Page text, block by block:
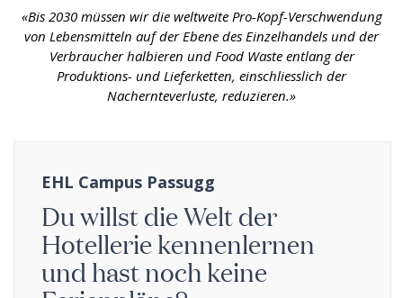
«Bis 2030 müssen wir die weltweite Pro-Kopf-Verschwendung
von Lebensmitteln auf der Ebene des Einzelhandels und der
Verbraucher halbieren und Food Waste entlang der
Produktions- und Lieferketten, einschliesslich der
Nachernteverluste, reduzieren.»
EHL Campus Passugg
Du willst die Welt der
Hotellerie kennenlernen
und hast noch keine